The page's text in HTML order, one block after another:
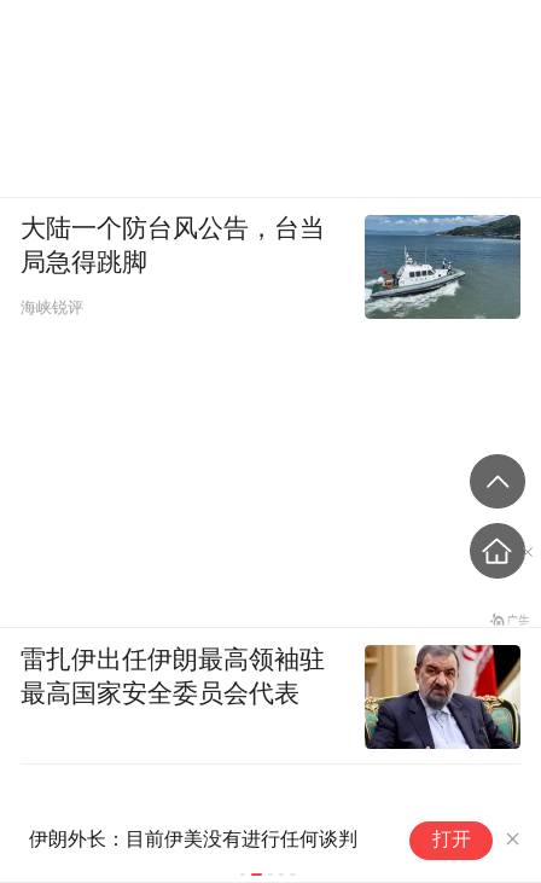
伊朗外长：目前伊美没有进行任何谈判
弈
打开
大陆一个防台风公告，台当
局急得跳脚
海峡锐评
雷扎伊出任伊朗最高领袖驻
最高国家安全委员会代表